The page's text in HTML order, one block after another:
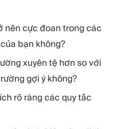
nên cực đoan trong các
bạn không?
xuyên tệ hơn so với
gợi ý không?
rõ ràng các quy tắc